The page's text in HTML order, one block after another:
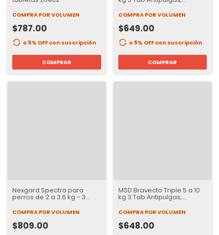
COMPRA POR VOLUMEN
$787.00
o 5% OFFcon suscripción
COMPRAR
Garrapatas e internos | 12
semanas de Protección
COMPRA POR VOLUMEN
$649.00
o 5% OFFcon suscripción
COMPRAR
Nexgard Spectra para
perros de 2 a 3.6 kg - 3
tabletas
COMPRA POR VOLUMEN
$809.00
MSD Bravecto Triple 5 a 10
kg 3 Tab Antipulgas,
Garrapatas e internos | 12
semanas de Protección
COMPRA POR VOLUMEN
$648.00